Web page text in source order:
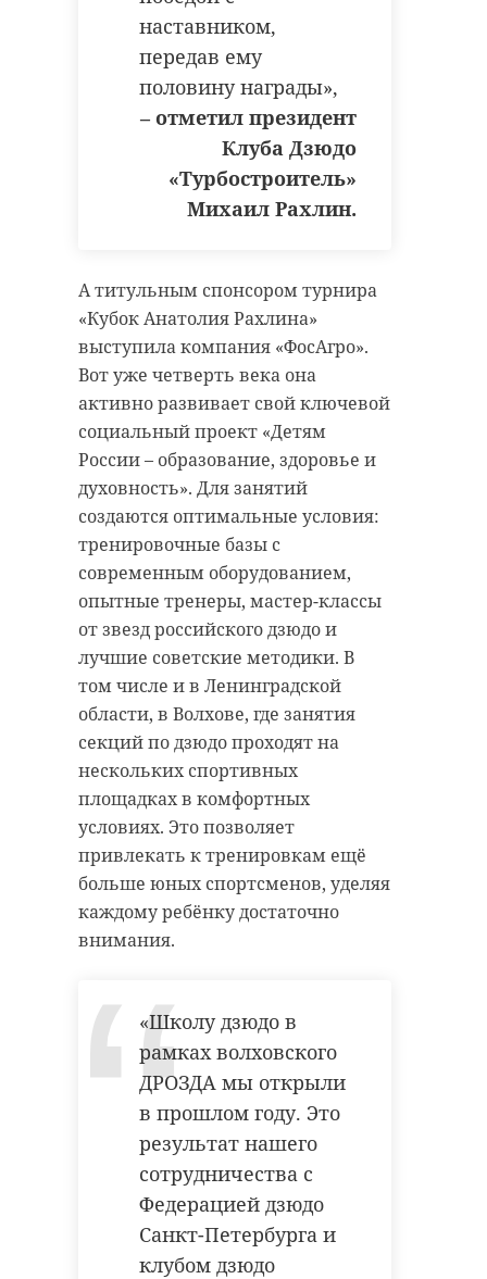
наставником,
передав ему
половину награды»,
– отметил президент
Клуба Дзюдо
«Турбостроитель»
Михаил Рахлин.
А титульным спонсором турнира
«Кубок Анатолия Рахлина»
выступила компания «ФосАгро».
Вот уже четверть века она
активно развивает свой ключевой
социальный проект «Детям
России – образование, здоровье и
духовность». Для занятий
создаются оптимальные условия:
тренировочные базы с
современным оборудованием,
опытные тренеры, мастер-классы
от звезд российского дзюдо и
лучшие советские методики. В
том числе и в Ленинградской
области, в Волхове, где занятия
секций по дзюдо проходят на
нескольких спортивных
площадках в комфортных
условиях. Это позволяет
привлекать к тренировкам ещё
больше юных спортсменов, уделяя
каждому ребёнку достаточно
внимания.
«Школу дзюдо в
рамках волховского
ДРОЗДА мы открыли
в прошлом году. Это
результат нашего
сотрудничества с
Федерацией дзюдо
Санкт-Петербурга и
клубом дзюдо